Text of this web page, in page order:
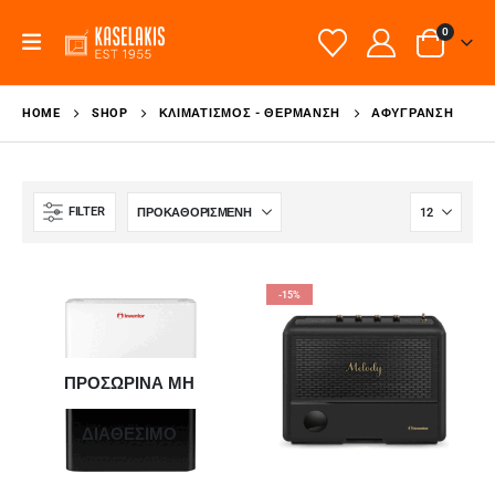
0
HOME SHOP ΚΛΙΜΑΤΙΣΜΌΣ - ΘΈΡΜΑΝΣΗ ΑΦΎΓΡΑΝΣΗ
FILTER
ΠΡΟΣΩΡΙΝΑ ΜΗ
ΔΙΑΘΕΣΙΜΟ
-15%